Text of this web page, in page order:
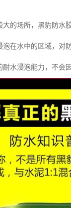
的场所，黑豹防水
在水中的区域，对
水浸泡能力，不会